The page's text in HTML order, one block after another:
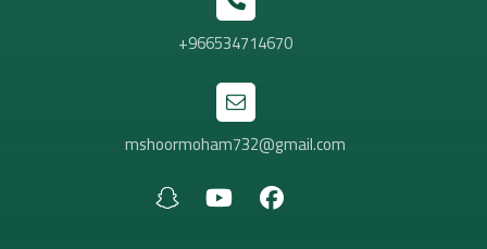
966534714670+
mshoormoham732@gmail.com